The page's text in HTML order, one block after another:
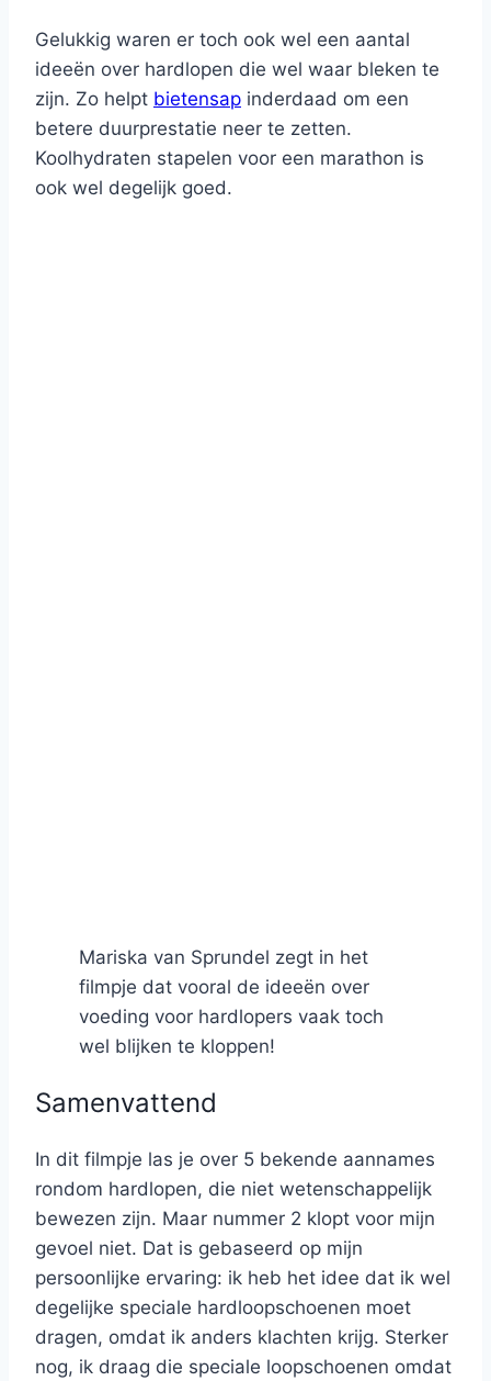
Gelukkig waren er toch ook wel een aantal
ideeën over hardlopen die wel waar bleken te
zijn. Zo helpt bietensap inderdaad om een
betere duurprestatie neer te zetten.
Koolhydraten stapelen voor een marathon is
ook wel degelijk goed.
Mariska van Sprundel zegt in het
filmpje dat vooral de ideeën over
voeding voor hardlopers vaak toch
wel blijken te kloppen!
Samenvattend
In dit filmpje las je over 5 bekende aannames
rondom hardlopen, die niet wetenschappelijk
bewezen zijn. Maar nummer 2 klopt voor mijn
gevoel niet. Dat is gebaseerd op mijn
persoonlijke ervaring: ik heb het idee dat ik wel
degelijke speciale hardloopschoenen moet
dragen, omdat ik anders klachten krijg. Sterker
nog, ik draag die speciale loopschoenen omdat